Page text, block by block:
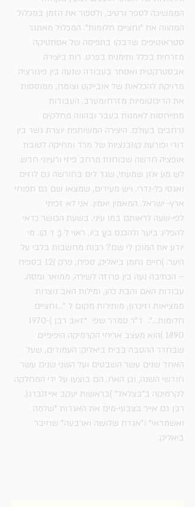
הממשיכה לספר נרטיב, ולספור את הזמן במכלול
המהווה את "וחציים חלומות". המכלול מאתגר
סטראוטיפים שדבקו בתפיסה של אסתטיקה
מזרחית בכלל ותימנית בפרט. רות ביצירה
אבסטרקטית ואסתר בעבודה שנעה בין פיגורציה
מדויקת להכלאות של אובייקט וצומח, ממוססות
את הדיכוטומיות מזרח/מערב. העבודות
מתייחסות לאמנות בעבר ובהווה מחלקים
נרחבים בעולם. היצירה המשותפת יוצרת גשר בין
דורי ופורעת קונבנציות של מרד ומחיקה לטובת
אופציה חדשה שבוחנת מרחב פיזי ורעיוני חדש.
לשֵ מע אֹזן שמעתי, שגדֵ לים בחורשה גם לוזים
ואגסי כל-נדרי. ויש מעידים, שמצאו שם גם תפוחי
ארץ- ישראל. המאמין יאמין. אני לא זכיתי
לפי-שעה לראותם במו עיני. בשעת הכושר כדאי
להפליג ביער ולהכנס ּבעָּ ביֹו. ראּוי לְ בָּ דְ קֹו. מי
יודע את המוכן לי שם? רבות מחשבות בלבי על
היער. )חיים נחמן ביאליק, ספיח, פרק )12 בספיח
– הכתיבה נעה בין פרוזה לשירה, ממואר ומסה.
עבודות האם והבת כהן, ומילות האב נוצרות
ממציאות וזיכרון, מותירות מקום ל "...וחציים
חלומות...".  ד"ר סמדר שפי  *זאב רבן )1970-
1890 )הוא מעצב אריחי הקרמיקה היפיפיים
שבחדר ההסבה בבית ביאליק: העמודים, שעל
האחד שנים עשר השבטים ועל השני שנים עשר
חודשי השנה, וכן האח. הם בוצעו על ידי המחלקה
לקרמיקה ב"בצלאל" )בראשות יעקב אייזנברג(.
רבן גם אייר בצבעי-מים את האגדות "שלמה
ואשמדאי" ו"אגדת שלושה וארבעה" שחיבר
ביאליק.